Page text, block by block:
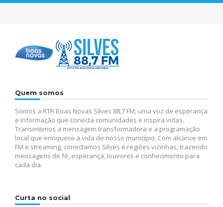
Quem somos
Somos a RTR Boas Novas Silves 88,7 FM, uma voz de esperança
e informação que conecta comunidades e inspira vidas.
Transmitimos a mensagem transformadora e a programação
local que enriquece a vida de nosso município. Com alcance em
FM e streaming, conectamos Silves e regiões vizinhas, trazendo
mensagens de fé, esperança, louvores e conhecimento para
cada dia.
Curta no social